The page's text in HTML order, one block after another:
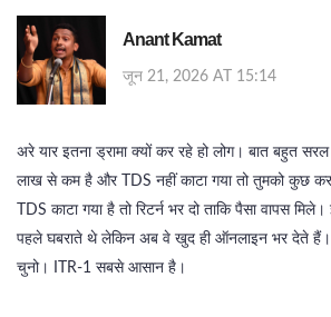
Anant Kamat
जून 21, 2026 AT 15:14
अरे यार इतना ड्रामा क्यों कर रहे हो लोग। बात बहुत
लाख से कम है और TDS नहीं काटा गया तो तुमको कुछ
TDS काटा गया है तो रिटर्न भर दो ताकि पैसा वापस मिले।
पहले घबराते थे लेकिन अब वे खुद ही ऑनलाइन भर देते हैं।
चुनो। ITR-1 सबसे आसान है।